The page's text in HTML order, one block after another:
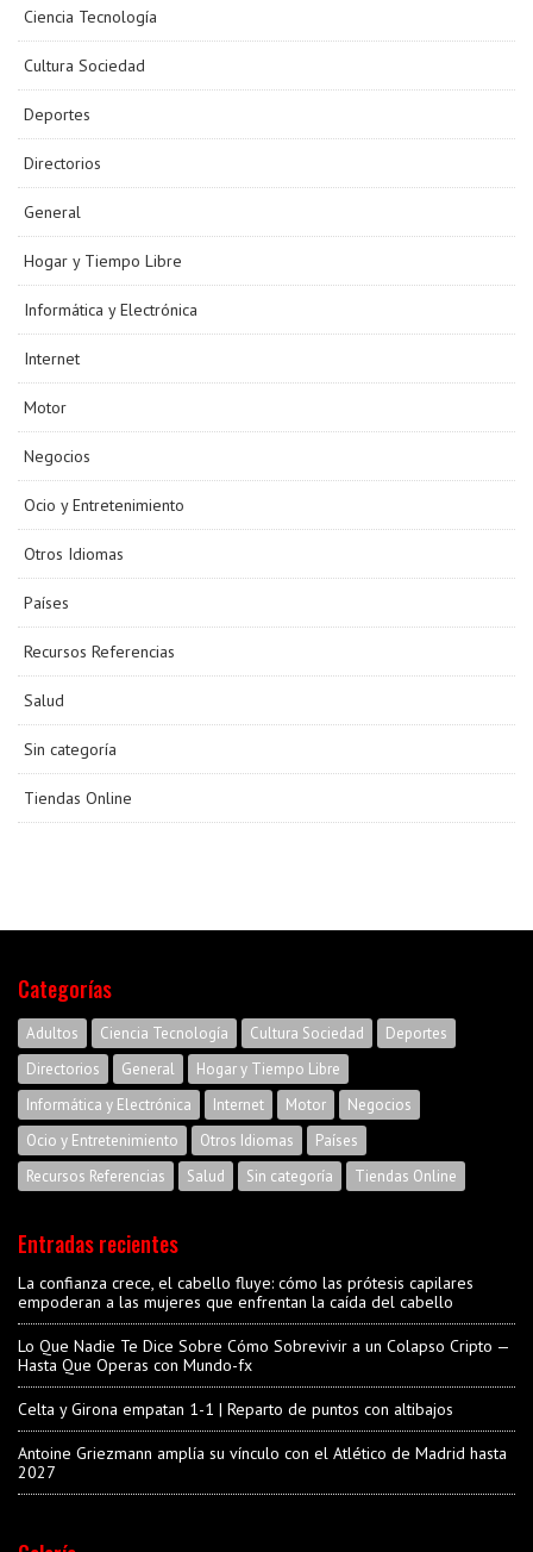
Ciencia Tecnología
Cultura Sociedad
Deportes
Directorios
General
Hogar y Tiempo Libre
Informática y Electrónica
Internet
Motor
Negocios
Ocio y Entretenimiento
Otros Idiomas
Países
Recursos Referencias
Salud
Sin categoría
Tiendas Online
Categorías
Adultos Ciencia Tecnología Cultura Sociedad
Deportes
Directorios
General
Hogar y Tiempo Libre
Informática y Electrónica
Internet Motor
Negocios
Ocio y Entretenimiento
Otros Idiomas
Países
Recursos Referencias
Salud Sin categoría Tiendas Online
Entradas recientes
La confianza crece, el cabello fluye: cómo las prótesis capilares
empoderan a las mujeres que enfrentan la caída del cabello
Lo Que Nadie Te Dice Sobre Cómo Sobrevivir a un Colapso Cripto —
Hasta Que Operas con Mundo-fx
Celta y Girona empatan 1-1 | Reparto de puntos con altibajos
Antoine Griezmann amplía su vínculo con el Atlético de Madrid hasta
2027